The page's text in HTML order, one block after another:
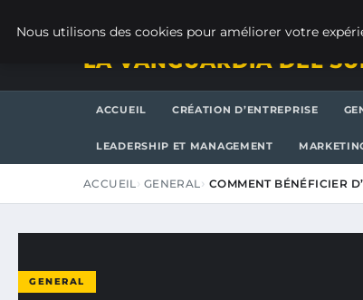
LA VANGUARDIA DEL
ACCUEIL CRÉATION D’ENTREPRISE
LEADERSHIP ET MANAGEMENT
ACCUEIL GENERAL COMMENT BÉNÉFICIER
GENERAL
Nous utilisons des cookies pour améliorer votre